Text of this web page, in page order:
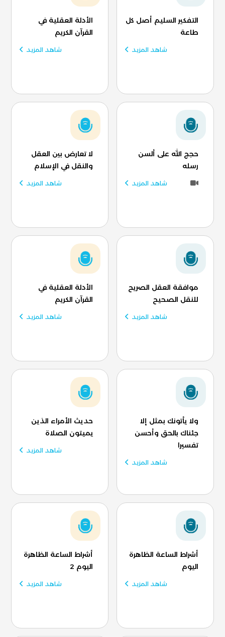
التفكير السليم أصل كل
طاعة
شاهد المزيد
الأدلة العقلية في
القرآن الكريم
شاهد المزيد
حجج الله على ألسن
رسله
شاهد المزيد
لا تعارض بين العقل
والنقل في الإسلام
شاهد المزيد
موافقة العقل الصريح
للنقل الصحيح
شاهد المزيد
الأدلة العقلية في
القرآن الكريم
شاهد المزيد
ولا يأتونك بمثل إلا
جئناك بالحق وأحسن
تفسيرا
شاهد المزيد
حديث الأمراء الذين
يميتون الصلاة
شاهد المزيد
أشراط الساعة الظاهرة
اليوم
شاهد المزيد
أشراط الساعة الظاهرة
اليوم 2
شاهد المزيد